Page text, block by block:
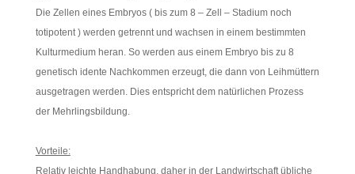
Die Zellen eines Embryos ( bis zum 8 – Zell – Stadium noch
totipotent ) werden getrennt und wachsen in einem bestimmten
Kulturmedium heran. So werden aus einem Embryo bis zu 8
genetisch idente Nachkommen erzeugt, die dann von Leihmüttern
ausgetragen werden. Dies entspricht dem natürlichen Prozess
der Mehrlingsbildung.
Vorteile:
Relativ leichte Handhabung, daher in der Landwirtschaft übliche